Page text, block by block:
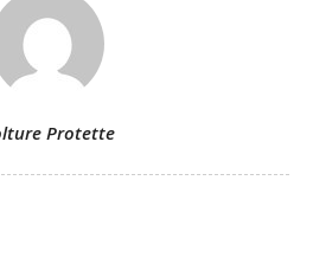
Protette